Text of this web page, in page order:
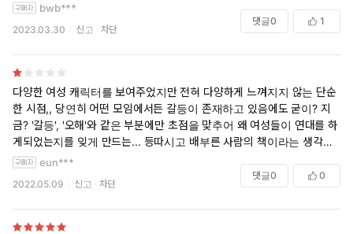
bwb***
2023.03.30 신고 차단
댓글0 1
다양한 여성 캐릭터를 보여주었지만 전혀 다양하게 느껴지지 않는 단순
한 시점,, 당연히 어떤 모임에서든 갈등이 존재하고 있음에도 굳이? 지
금? '갈등', '오해'와 같은 부분에만 초점을 맞추어 왜 여성들이 연대를 하
게되었는지를 잊게 만드는... 등따시고 배부른 사람의 책이라는 생각이 들
었습니다. 소외 당한 사람을 위한책이지만 소외 당하는 사람이 생길수도
eun***
2022.05.09 신고 차단
댓글0 0